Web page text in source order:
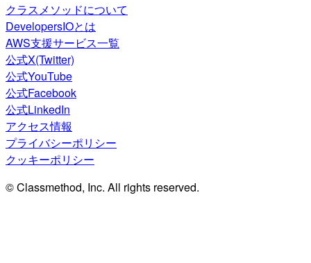
クラスメソッドについて
DevelopersIOとは
AWS支援サービス一覧
公式X(Twitter)
公式YouTube
公式Facebook
公式LinkedIn
アクセス情報
プライバシーポリシー
クッキーポリシー
© Classmethod, Inc. All rights reserved.